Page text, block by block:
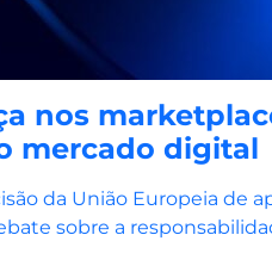
nos
mercado digital
da União Europeia de
sobre a